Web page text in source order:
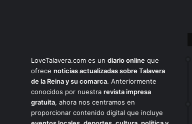
LoveTalavera.com es un diario online que
ofrece noticias actualizadas sobre Talavera
de la Reina y su comarca. Anteriormente
conocidos por nuestra revista impresa
gratuita, ahora nos centramos en
proporcionar contenido digital que incluye